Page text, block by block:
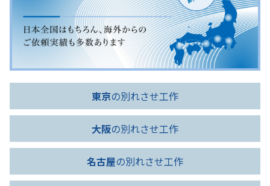
東京の別れさせ工作
大阪の別れさせ工作
名古屋の別れさせ工作